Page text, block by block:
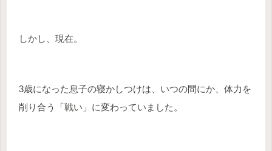
しかし、現在。
3歳になった息子の寝かしつけは、いつの間にか、体力を
削り合う「戦い」に変わっていました。